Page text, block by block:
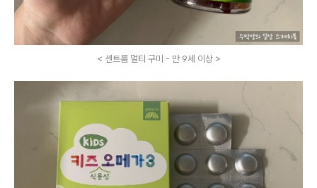
< 센트룸 멀티 구미 - 만 9세 이상 >